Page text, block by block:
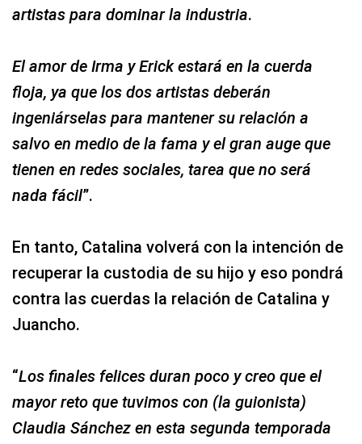
artistas para dominar la industria.
El amor de Irma y Erick estará en la cuerda
floja, ya que los dos artistas deberán
ingeniárselas para mantener su relación a
salvo en medio de la fama y el gran auge que
tienen en redes sociales, tarea que no será
nada fácil”.
En tanto, Catalina volverá con la intención de
recuperar la custodia de su hijo y eso pondrá
contra las cuerdas la relación de Catalina y
Juancho.
“Los finales felices duran poco y creo que el
mayor reto que tuvimos con (la guionista)
Claudia Sánchez en esta segunda temporada